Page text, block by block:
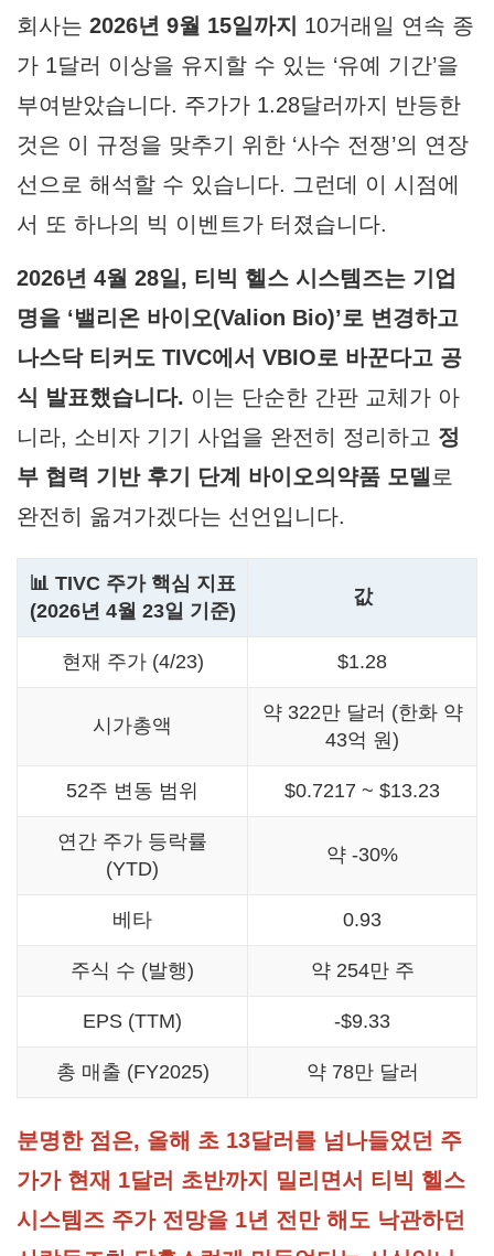
회사는 2026년 9월 15일까지 10거래일 연속 종
가 1달러 이상을 유지할 수 있는 ‘유예 기간’을
부여받았습니다. 주가가 1.28달러까지 반등한
것은 이 규정을 맞추기 위한 ‘사수 전쟁’의 연장
선으로 해석할 수 있습니다. 그런데 이 시점에
서 또 하나의 빅 이벤트가 터졌습니다.
2026년 4월 28일, 티빅 헬스 시스템즈는 기업
명을 ‘밸리온 바이오(Valion Bio)’로 변경하고
나스닥 티커도 TIVC에서 VBIO로 바꾼다고 공
식 발표했습니다. 이는 단순한 간판 교체가 아
니라, 소비자 기기 사업을 완전히 정리하고 정
부 협력 기반 후기 단계 바이오의약품 모델 로
완전히 옮겨가겠다는 선언입니다.
📊 TIVC 주가 핵심 지표
(2026년 4월 23일 기준)
값
현재 주가 (4/23) $1.28
시가총액
약 322만 달러 (한화 약
43억 원)
52주 변동 범위 $0.7217 ~ $13.23
연간 주가 등락률
(YTD)
약 -30%
베타 0.93
주식 수 (발행) 약 254만 주
EPS (TTM) -$9.33
총 매출 (FY2025) 약 78만 달러
분명한 점은, 올해 초 13달러를 넘나들었던 주
가가 현재 1달러 초반까지 밀리면서 티빅 헬스
시스템즈 주가 전망을 1년 전만 해도 낙관하던